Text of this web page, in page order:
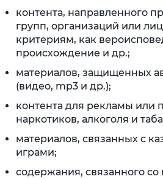
контента, направленного
групп, организаций или
критериям, как
происхождение и др.;
материалов, защищенных
(видео, mp3 и др.);
контента для рекламы или
наркотиков, алкоголя и
материалов, связанных с
играми;
содержания, связанного